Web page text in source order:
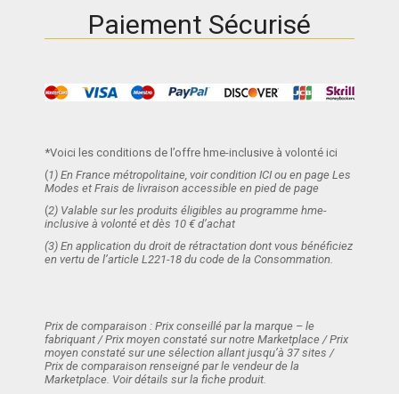
Paiement Sécurisé
*Voici les conditions de l’offre hme-inclusive à volonté ici
(1) En France métropolitaine, voir condition ICI ou en page Les
Modes et Frais de livraison accessible en pied de page
(2) Valable sur les produits éligibles au programme hme-
inclusive à volonté et dès 10 € d’achat
(3) En application du droit de rétractation dont vous bénéficiez
en vertu de l’article L221-18 du code de la Consommation.
Prix de comparaison : Prix conseillé par la marque – le
fabriquant / Prix moyen constaté sur notre Marketplace / Prix
moyen constaté sur une sélection allant jusqu’à 37 sites /
Prix de comparaison renseigné par le vendeur de la
Marketplace. Voir détails sur la fiche produit.